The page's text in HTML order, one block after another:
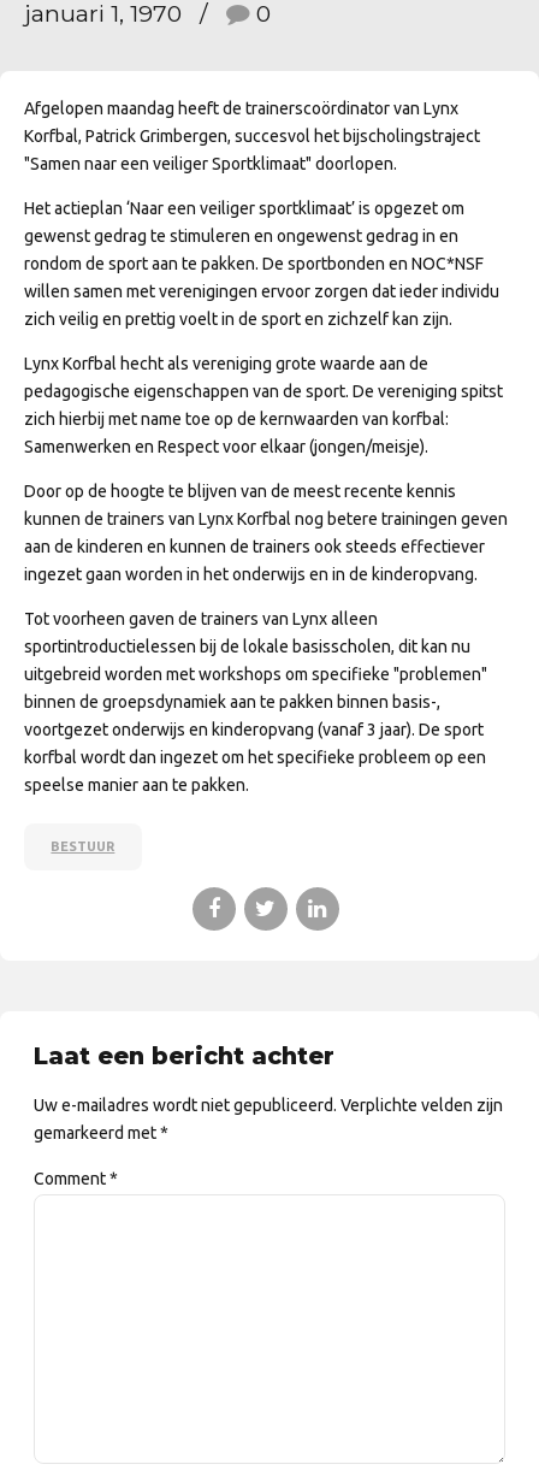
januari 1, 1970 0
Afgelopen maandag heeft de trainerscoördinator van Lynx
Korfbal, Patrick Grimbergen, succesvol het bijscholingstraject
"Samen naar een veiliger Sportklimaat" doorlopen.
Het actieplan ‘Naar een veiliger sportklimaat’ is opgezet om
gewenst gedrag te stimuleren en ongewenst gedrag in en
rondom de sport aan te pakken. De sportbonden en NOC*NSF
willen samen met verenigingen ervoor zorgen dat ieder individu
zich veilig en prettig voelt in de sport en zichzelf kan zijn.
Lynx Korfbal hecht als vereniging grote waarde aan de
pedagogische eigenschappen van de sport. De vereniging spitst
zich hierbij met name toe op de kernwaarden van korfbal:
Samenwerken en Respect voor elkaar (jongen/meisje).
Door op de hoogte te blijven van de meest recente kennis
kunnen de trainers van Lynx Korfbal nog betere trainingen geven
aan de kinderen en kunnen de trainers ook steeds effectiever
ingezet gaan worden in het onderwijs en in de kinderopvang.
Tot voorheen gaven de trainers van Lynx alleen
sportintroductielessen bij de lokale basisscholen, dit kan nu
uitgebreid worden met workshops om specifieke "problemen"
binnen de groepsdynamiek aan te pakken binnen basis-,
voortgezet onderwijs en kinderopvang (vanaf 3 jaar). De sport
korfbal wordt dan ingezet om het specifieke probleem op een
speelse manier aan te pakken.
BESTUUR
Laat een bericht achter
Uw e-mailadres wordt niet gepubliceerd. Verplichte velden zijn
gemarkeerd met *
Comment*